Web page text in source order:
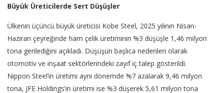
Büyük Üreticilerde Sert Düşüşler
Ülkenin üçüncü büyük üreticisi Kobe Steel, 2025 yılının Nisan-
Haziran çeyreğinde ham çelik üretiminin %3 düşüşle 1,46 milyon
tona gerilediğini açıkladı. Düşüşün başlıca nedenleri olarak
otomotiv ve inşaat sektörlerindeki zayıf iç talep gösterildi.
Nippon Steel’in üretimi aynı dönemde %7 azalarak 9,46 milyon
tona, JFE Holdings’in üretimi ise %3 düşerek 5,61 milyon tona